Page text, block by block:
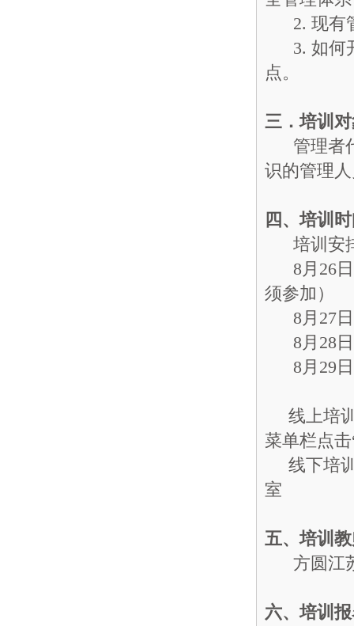
2. 现有
3. 如何开
点。
三．培训
管理者代
识的管理
四、培训
培训安
8月26日
须参加）
8月27日
8月28日
8月29日
线上培训
菜单栏点
线下培训
室
五、培训
方圆江
六、培训